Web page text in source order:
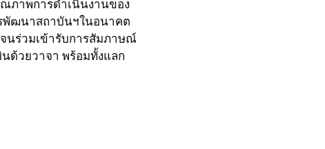
ภาพการดำเนินงานของ
พัฒนาสถาบันฯในอนาคต
นร่วมเข้ารับการสัมภาษณ์
ด้วยวาจา พร้อมทั้งแลก